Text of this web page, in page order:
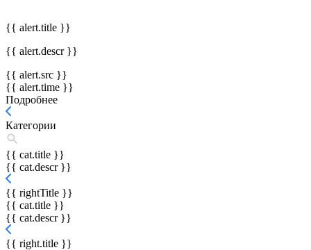
{{ alert.title }}
{{ alert.descr }}
{{ alert.src }}
{{ alert.time }}
Подробнее
Категории
{{ cat.title }}
{{ cat.descr }}
{{ rightTitle }}
{{ cat.title }}
{{ cat.descr }}
{{ right.title }}